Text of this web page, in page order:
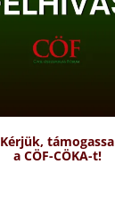
Kérjük, támogassa
a CÖF-CÖKA-t!